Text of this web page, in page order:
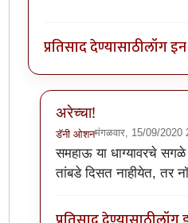
प्रतिसाद देण्यासाठीलॉग
अरेच्चा!
डॅनी ओशनमंगळवार, 15/09/2020
In reply toअर्रे व्वा ! by
समहाऊ या धाग्यावरचे सगळे
तांबडे दिसत नाहीयेत, तर